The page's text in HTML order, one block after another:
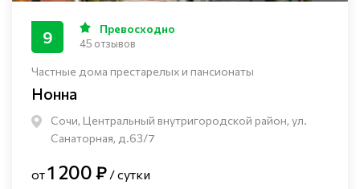
Частные дома престарелых и пансионаты
Нонна
Сочи, Центральный внутригородской район, ул.
Санаторная, д.63/7
9 Превосходно
45 отзывов
от1 200 ₽ / сутки